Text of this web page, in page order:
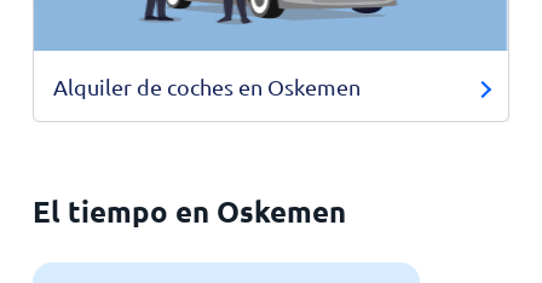
Alquiler de coches en Oskemen
El tiempo en Oskemen